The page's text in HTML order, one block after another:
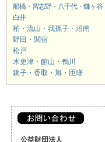
船橋・習志野・八千代・鎌ヶ谷
白井
柏・流山・我孫子・沼南
野田・関宿
松戸
木更津・館山・鴨川
銚子・香取・旭・匝瑳
公益財団法人